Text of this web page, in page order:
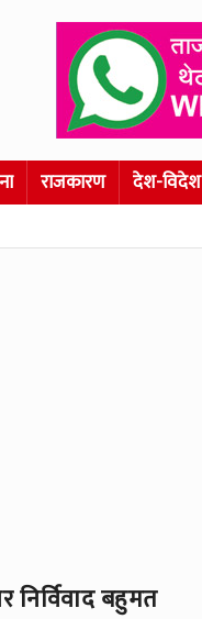
राजकारण देश-विदेश
बहुमत